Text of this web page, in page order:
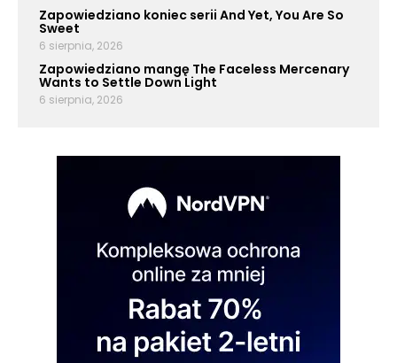
Zapowiedziano koniec serii And Yet, You Are So
Sweet
6 sierpnia, 2026
Zapowiedziano mangę The Faceless Mercenary
Wants to Settle Down Light
6 sierpnia, 2026